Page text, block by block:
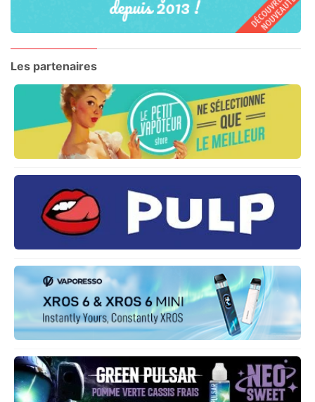
Les partenaires